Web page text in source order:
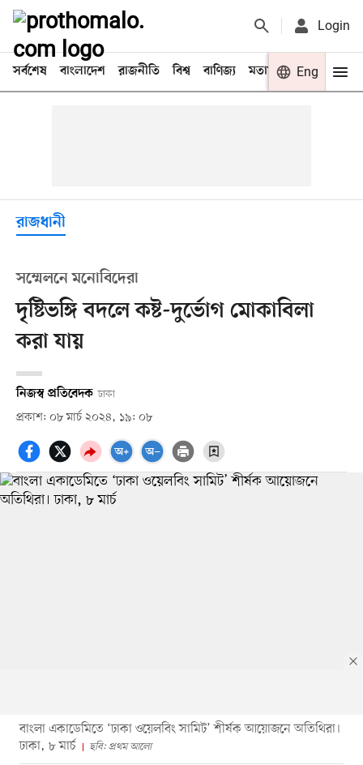
Login
সর্বশেষ বাংলাদেশ রাজনীতি বিশ্ব বাণিজ্য মতামত খেলা
Eng
রাজধানী
সম্মেলনে মনোবিদেরা
দৃষ্টিভঙ্গি বদলে কষ্ট-দুর্ভোগ মোকাবিলা
করা যায়
নিজস্ব প্রতিবেদক ঢাকা
প্রকাশ: ০৮ মার্চ ২০২৪, ১৯: ০৮
বাংলা একাডেমিতে ‘ঢাকা ওয়েলবিং সামিট’ শীর্ষক আয়োজনে অতিথিরা।
ঢাকা, ৮ মার্চ
ছবি: প্রথম আলো